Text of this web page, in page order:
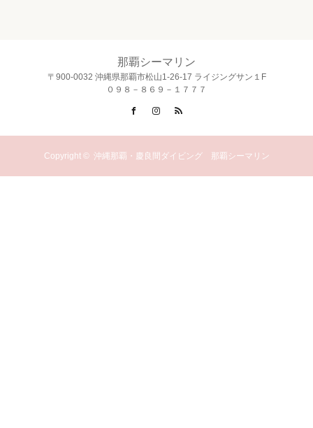
那覇シーマリン
〒900-0032 沖縄県那覇市松山1-26-17 ライジングサン１F
０９８－８６９－１７７７
FacebookInstagram
Copyright © 沖縄那覇・慶良間ダイビング 那覇シーマリン